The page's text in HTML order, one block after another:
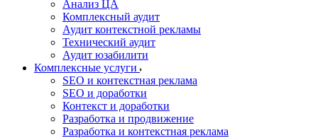
Анализ ЦА
Комплексный аудит
Аудит контекстной рекламы
Технический аудит
Аудит юзабилити
Комплексные услуги
SEO и контекстная реклама
SEO и доработки
Контекст и доработки
Разработка и продвижение
Разработка и контекстная реклама